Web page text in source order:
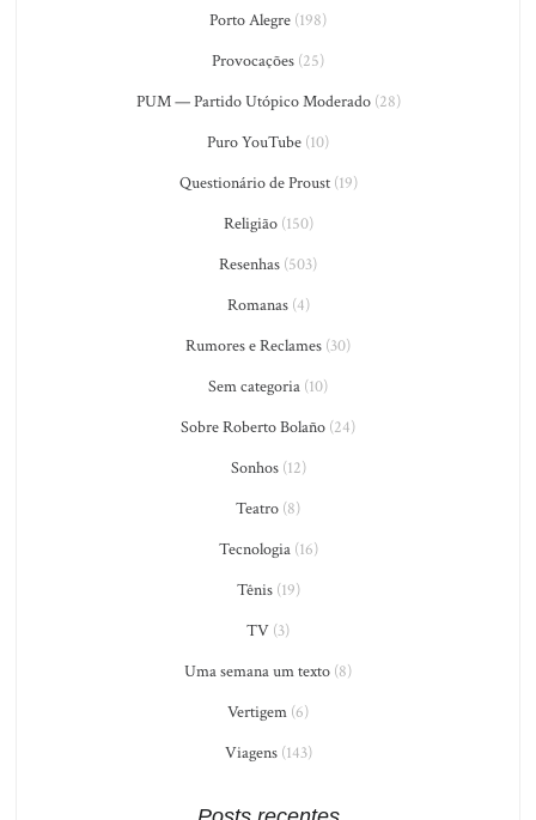
Porto Alegre (198)
Provocações (25)
PUM — Partido Utópico Moderado(28)
Puro YouTube (10)
Questionário de Proust(19)
Religião(150)
Resenhas (503)
Romanas(4)
Rumores e Reclames (30)
Sem categoria (10)
Sobre Roberto Bolaño (24)
Sonhos(12)
Teatro (8)
Tecnologia(16)
Tênis(19)
TV (3)
Uma semana um texto (8)
Vertigem (6)
Viagens(143)